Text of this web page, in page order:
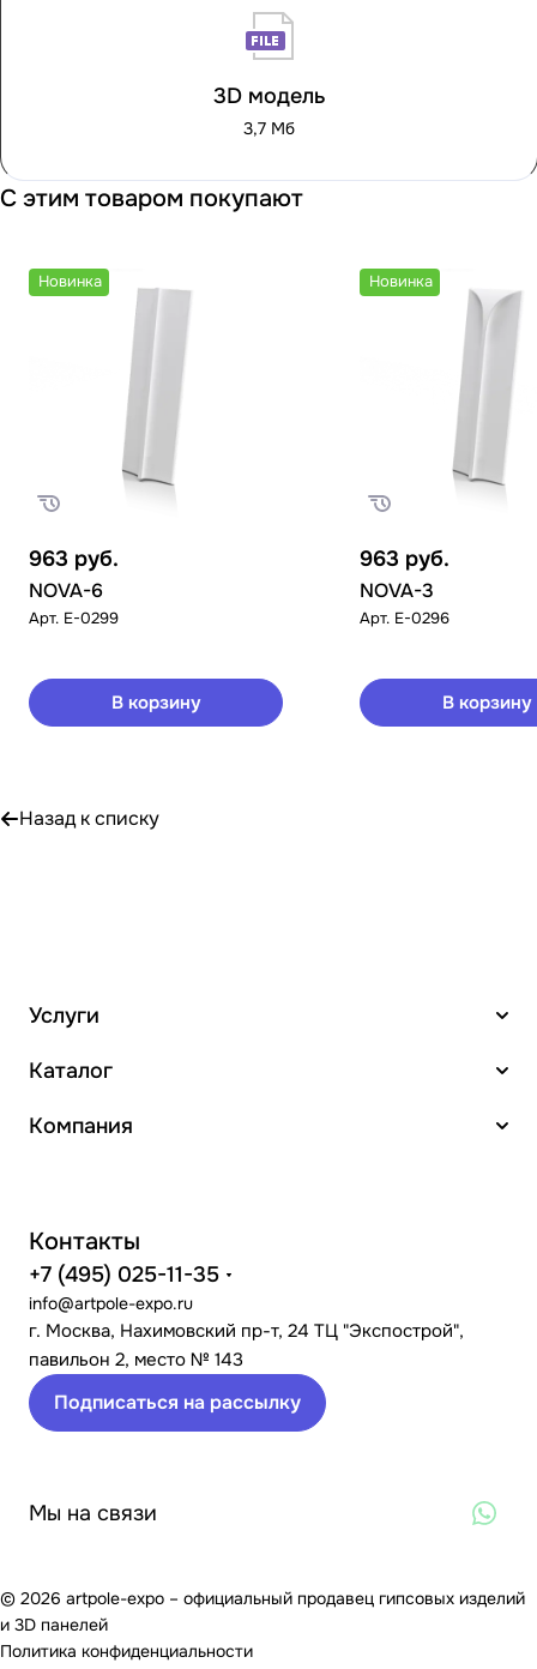
3D модель
3,7 Мб
С этим товаром покупают
Новинка
963 руб.
NOVA-6
Арт. E-0299
В корзину
Новинка
963 руб.
NOVA-3
Арт. E-0296
В корзину
Назад к списку
Услуги
Каталог
Компания
Контакты
+7 (495) 025-11-35
info@artpole-expo.ru
г. Москва, Нахимовский пр-т, 24 ТЦ "Экспострой",
павильон 2, место № 143
Подписаться на рассылку
Мы на связи
© 2026 artpole-expo – официальный продавец гипсовых изделий
и 3D панелей
Политика конфиденциальности